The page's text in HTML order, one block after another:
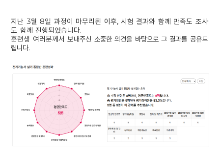
지난 3월 8일 과정이 마무리된 이후, 시험 결과와 함께 만족도 조사
도 함께 진행되었습니다.
훈련생 여러분께서 보내주신 소중한 의견을 바탕으로 그 결과를 공유드
립니다.